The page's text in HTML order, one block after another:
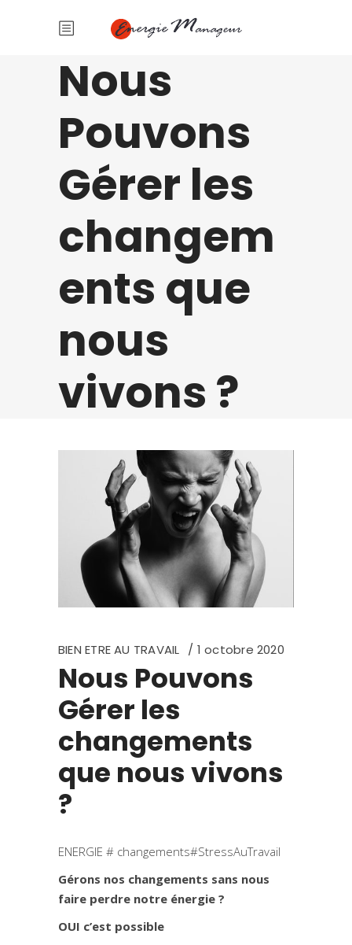
Nous
Pouvons
Gérer les
changem
ents que
nous
vivons ?
BIEN ETRE AU TRAVAIL 1 octobre 2020
Nous Pouvons
Gérer les
changements
que nous vivons
?
ENERGIE # changements#StressAuTravail
Gérons nos changements sans nous
faire perdre notre énergie ?
OUI c’est possible